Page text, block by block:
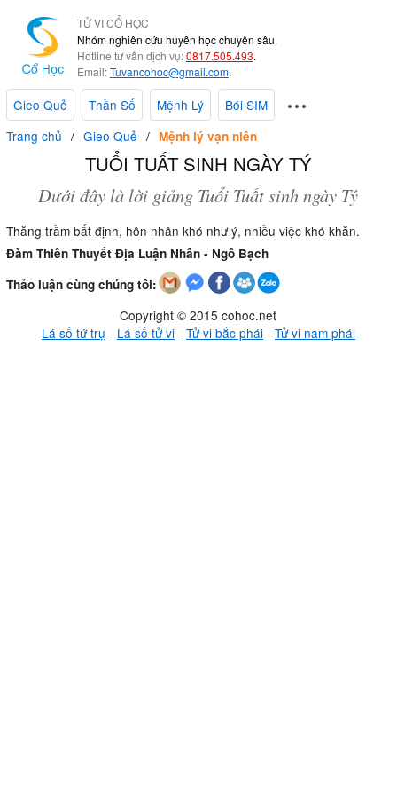
TỬ VI CỔ HỌC
Nhóm nghiên cứu huyền học chuyên sâu.
Hotline tư vấn dịch vụ:0817.505.493.
Email:Tuvancohoc@gmail.com.
Gieo Quẻ Thần Số Mệnh Lý
Bói SIM
Trang chủ
Gieo Quẻ Mệnh lý vạn niên
TUỔI TUẤT SINH NGÀY TÝ
Dưới đây là lời giảng Tuổi Tuất sinh ngày Tý
Thăng trầm bất định, hôn nhân khó như ý, nhiều việc khó khăn.
Đàm Thiên Thuyết Địa Luận Nhân - Ngô Bạch
Thảo luận cùng chúng tôi:
Copyright © 2015 cohoc.net
Lá số tứ trụ - Lá số tử vi- Tử vi bắc phái- Tử vi nam phái